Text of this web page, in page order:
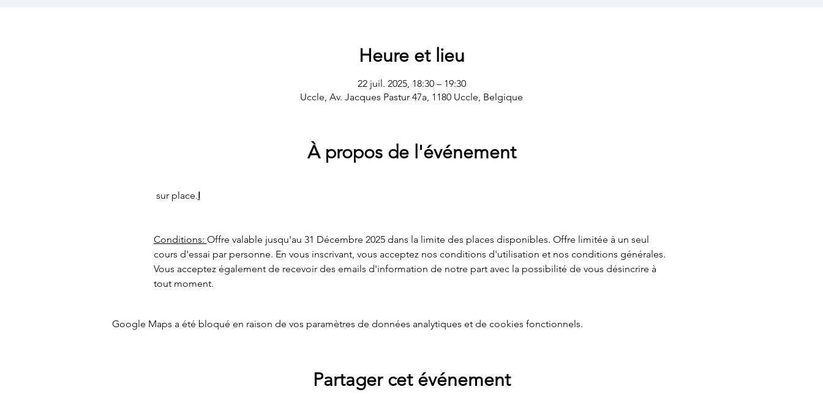
Heure et lieu
22 juil. 2025, 18:30 – 19:30
Uccle, Av. Jacques Pastur 47a, 1180 Uccle, Belgique
À propos de l'événement
sur place.I
Conditions: Offre valable jusqu'au 31 Décembre 2025 dans la limite des places disponibles. Offre limitée à un seul
cours d'essai par personne. En vous inscrivant, vous acceptez nos conditions d'utilisation et nos conditions générales.
Vous acceptez également de recevoir des emails d'information de notre part avec la possibilité de vous désincrire à
tout moment.
Google Maps a été bloqué en raison de vos paramètres de données analytiques et de cookies fonctionnels.
Partager cet événement